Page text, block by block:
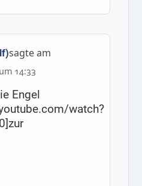
sagte am
14:33
Engel
watch?